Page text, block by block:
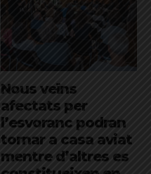
Nous veïns
afectats per
l’esvoranc podran
tornar a casa aviat
mentre d’altres es